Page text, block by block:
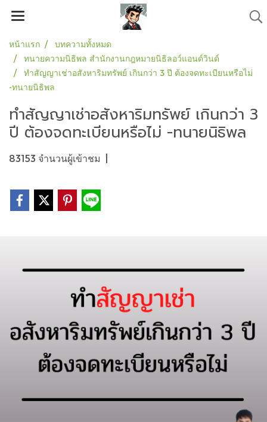
หน้าแรก
บทความทั้งหมด
ทนายความนิธิพล สำนักงานกฎหมายนิธิลอว์แอนด์วินด์
ทำสัญญาเช่าอสังหาริมทรัพย์ เกินกว่า 3 ปี ต้องจดทะเบียนหรือไม่
-ทนายนิธิพล
ทำสัญญาเช่าอสังหาริมทรัพย์ เกินกว่า 3
ปี ต้องจดทะเบียนหรือไม่ -ทนายนิธิพล
83153 จำนวนผู้เข้าชม